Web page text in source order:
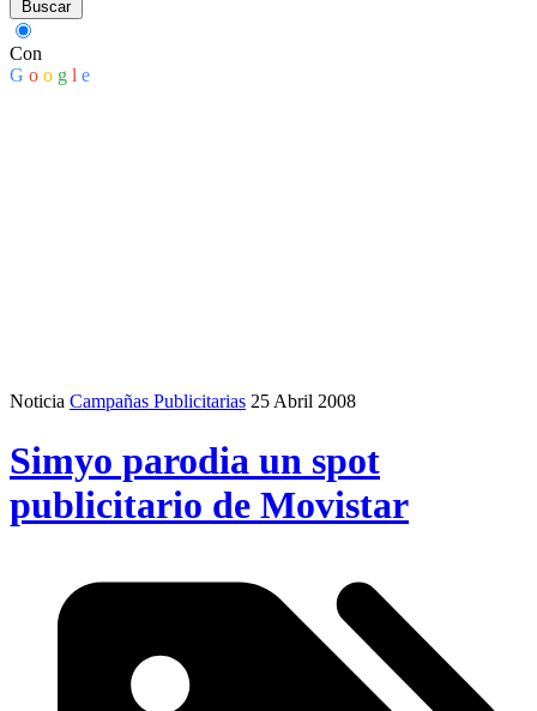
Buscar
Con
G o o g l e
Noticia Campañas Publicitarias 25 Abril 2008
Simyo parodia un spot
publicitario de Movistar